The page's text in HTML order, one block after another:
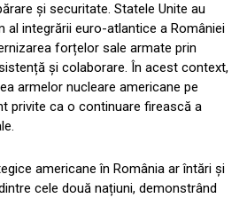
și securitate. Statele Unite au
integrării euro-atlantice a României
forțelor sale armate prin
și colaborare. În acest context,
armelor nucleare americane pe
privite ca o continuare firească a
americane în România ar întări și
cele două națiuni, demonstrând